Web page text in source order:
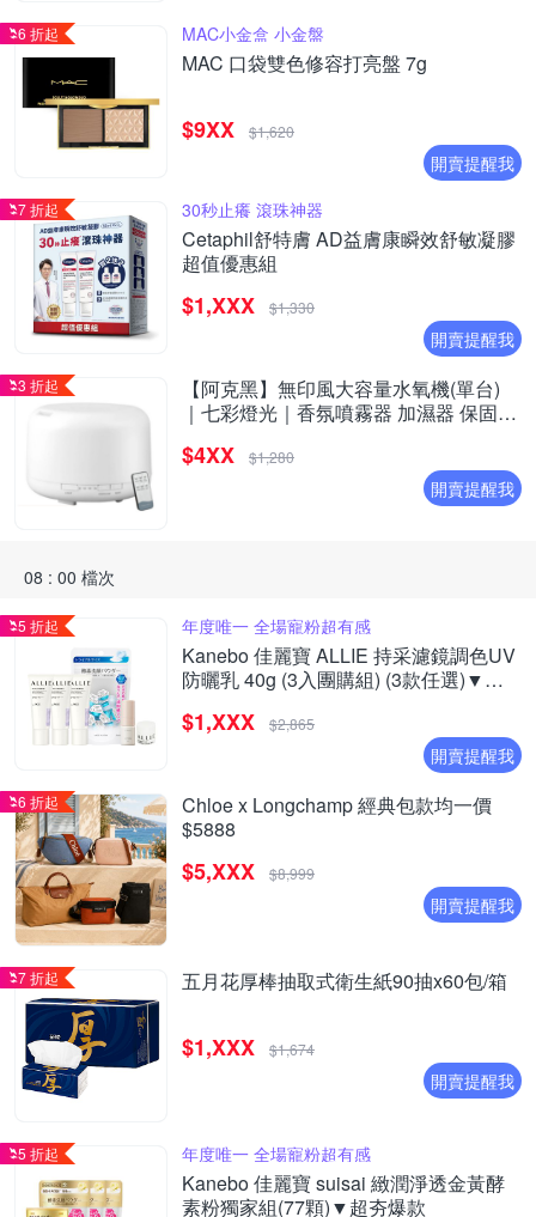
6 折起 MAC小金盒 小金盤
MAC 口袋雙色修容打亮盤 7g
$9XX $1,620
開賣提醒我
7 折起 30秒止癢 滾珠神器
Cetaphil舒特膚 AD益膚康瞬效舒敏凝膠
超值優惠組
$1,XXX $1,330
開賣提醒我
3 折起
【阿克黑】無印風大容量水氧機(單台)
｜七彩燈光｜香氛噴霧器 加濕器 保固一
$4XX $1,280
開賣提醒我
08 : 00 檔次
5 折起 年度唯一 全場寵粉超有感
Kanebo 佳麗寶 ALLIE 持采濾鏡調色UV
防曬乳 40g (3入團購組) (3款任選)▼超
$1,XXX $2,865
開賣提醒我
6 折起
Chloe x Longchamp 經典包款均一價
$5888
$5,XXX $8,999
開賣提醒我
7 折起 五月花厚棒抽取式衛生紙90抽x60包/箱
$1,XXX $1,674
開賣提醒我
5 折起 年度唯一 全場寵粉超有感
Kanebo 佳麗寶 suisai 緻潤淨透金黃酵
素粉獨家組(77顆)▼超夯爆款